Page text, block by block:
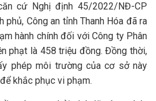
cứ Nghị định 45/2022/NĐ-CP
Công an tỉnh Thanh Hóa đã ra
hành chính đối với Công ty Phân
phạt là 458 triệu đồng. Đồng thời,
phép môi trường của cơ sở này
khắc phục vi phạm.